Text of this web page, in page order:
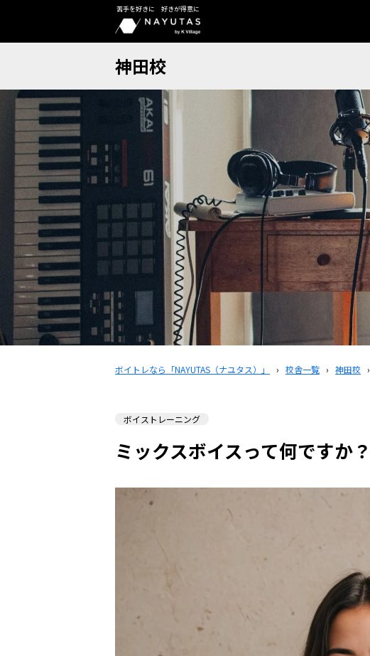
苦手を好きに 好きが得意に
神田校
ボイトレなら「NAYUTAS（ナユタス）」 › 校舎一覧 › 神田校 ›
ボイストレーニング
ミックスボイスって何ですか？